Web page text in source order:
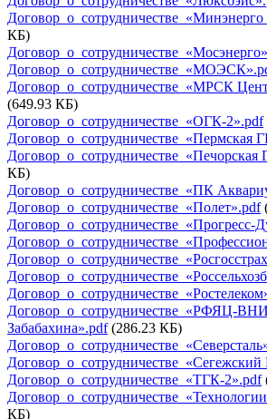
КБ)
Договор_о_сотрудничестве_«МРСК
(649.93 КБ)
Договор_о_сотрудничестве_«ОГК-2».pdf
Договор_о_сотрудничестве_«Пермская
КБ)
Договор_о_сотрудничестве_«ПК
Договор_о_сотрудничестве_«Полет».pdf
Договор_о_сотрудничестве_«Прогресс-
Договор_о_сотрудничестве_«РФЯЦ-
Забабахина».pdf (286.23 КБ)
Договор_о_сотрудничестве_«ТГК-2».pdf
КБ)